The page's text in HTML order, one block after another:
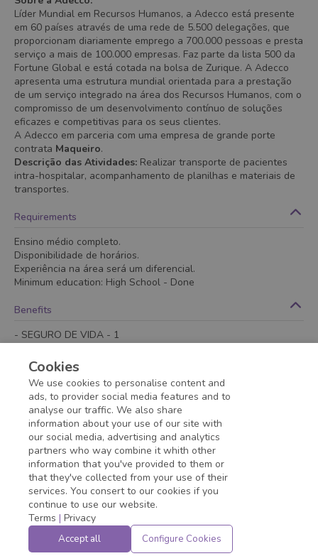
Líder Mundial em Recursos Humanos, a Adecco está presente
em 60 países através de uma rede de 5.500 delegações, que
proporcionam diariamente emprego a 700.000 pessoas e presta
serviço a mais de 100.000 empresas. Faz parte da lista 500 da
Fortune Global e está cotada na bolsa de Zurique. A Adecco
apresenta uma estrutura mundial orientada para a prestação
de um serviço integrado na área dos Recursos Humanos, com o
compromisso de um desenvolvimento contínuo de soluções
eficazes e competitivas para os seus clientes.
A Adecco em parceria com uma empresa de grande porte
contrata Maqueiro.
Descrição das Atividades: Realizar transporte de pacientes
intra-hospitalar, acompanhamento de planilhas e materiais de
transportes.
Requirements
Ensino médio completo.
Disponibilidade de horários.
Experiência na área será um diferencial.
Minimum education: High School - Done
Benefits
- SEGURO DE VIDA - 1
- Refeitório no local
- Seguro de vida
- Vale transporte
Application deadline expired!
Cookies
We use cookies to personalise content and
ads, to provider social media features and to
analyse our traffic. We also share
information about your use of our site with
our social media, advertising and analytics
partners who way combine it whith other
information that you've provided to them or
that they've collected from your use of their
services. You consert to our cookies if you
continue to use our website.
Terms | Privacy
Accept all Configure Cookies